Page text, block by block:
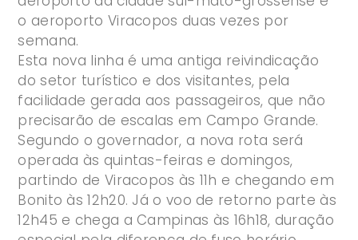
o aeroporto Viracopos duas vezes por
semana.
Esta nova linha é uma antiga reivindicação
do setor turístico e dos visitantes, pela
facilidade gerada aos passageiros, que não
precisarão de escalas em Campo Grande.
Segundo o governador, a nova rota será
operada às quintas-feiras e domingos,
partindo de Viracopos às 11h e chegando em
Bonito às 12h20. Já o voo de retorno parte às
12h45 e chega a Campinas às 16h18, duração